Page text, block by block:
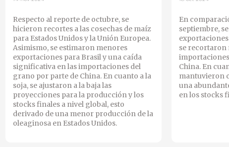
Respecto al reporte de octubre, se
hicieron recortes a las cosechas de maíz
para Estados Unidos y la Unión Europea.
Asimismo, se estimaron menores
exportaciones para Brasil y una caída
significativa en las importaciones del
grano por parte de China. En cuanto a la
soja, se ajustaron a la baja las
proyecciones para la producción y los
stocks finales a nivel global, esto
derivado de una menor producción de la
oleaginosa en Estados Unidos.
En
septiembre,
se recortaron
China. En
mantuvieron
una
en los stocks